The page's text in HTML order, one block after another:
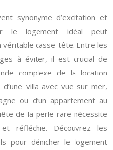
synonyme d’excitation et
le logement idéal peut
casse-tête. Entre les
à éviter, il est crucial de
complexe de la location
villa avec vue sur mer,
ou d’un appartement au
de la perle rare nécessite
réfléchie. Découvrez les
pour dénicher le logement